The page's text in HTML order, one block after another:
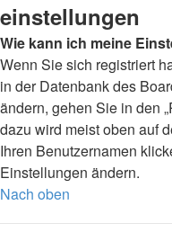
einstellungen
Wie kann ich meine
Wenn Sie sich registriert
in der Datenbank des
ändern, gehen Sie in den
dazu wird meist oben auf
Ihren Benutzernamen
Einstellungen ändern.
Nach oben